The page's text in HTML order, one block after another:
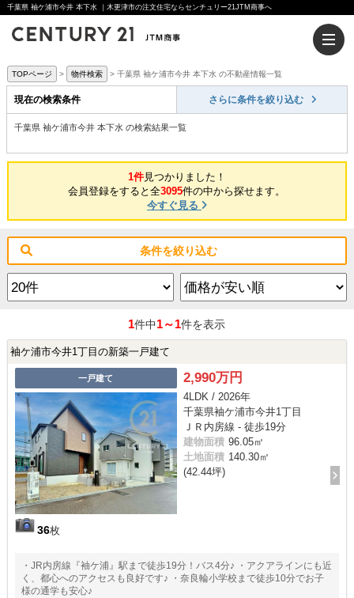
千葉県 袖ケ浦市今井 本下水 ｜木更津市の注文住宅ならセンチュリー21JTM商事へ
TOPページ 物件検索 千葉県 袖ケ浦市今井 本下水 の不動産情報一覧
現在の検索条件 さらに条件を絞り込む
千葉県 袖ケ浦市今井 本下水 の検索結果一覧
1件見つかりました！
会員登録をすると全3095件の中から探せます。
今すぐ見る
条件を絞り込む
1件中1～1件を表示
袖ケ浦市今井1丁目の新築一戸建て
一戸建て
36枚
2,990万円
4LDK / 2026年
千葉県袖ケ浦市今井1丁目
ＪＲ内房線 - 徒歩19分
建物面積 96.05㎡
土地面積 140.30㎡
(42.44坪)
・JR内房線『袖ケ浦』駅まで徒歩19分！バス4分♪ ・アクアラインにも近
く、都心へのアクセスも良好です♪ ・奈良輪小学校まで徒歩10分でお子
様の通学も安心♪